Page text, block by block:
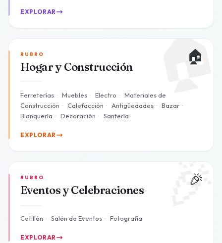
EXPLORAR
🏠
RUBRO
Hogar y Construcción
Ferreterías · Muebles · Electro · Materiales de
Construcción · Calefacción · Antigüedades · Bazar ·
Blanquería · Decoración · Santería
EXPLORAR
🎉
RUBRO
Eventos y Celebraciones
Cotillón · Salón de Eventos · Fotografía
EXPLORAR